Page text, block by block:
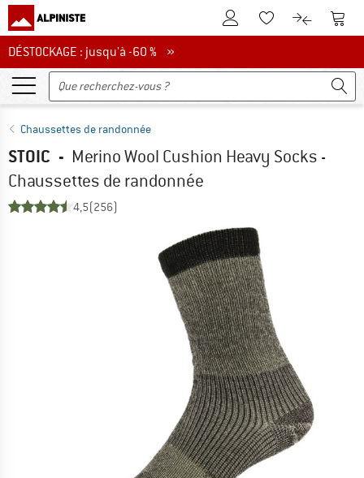
Vers le compte client
Vers la liste
Vers le
DÉSTOCKAGE : jusqu'à -60 %
DÉSTOCKAGE : jusqu'à -60 % »
Chaussettes de randonnée
STOIC - Merino Wool Cushion Heavy Socks -
Chaussettes de randonnée
4,5(256)